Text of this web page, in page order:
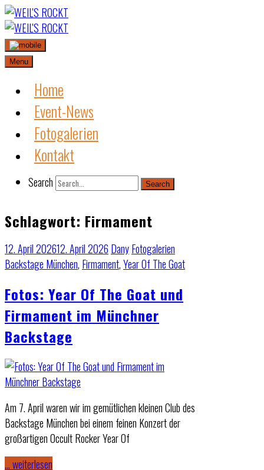
Skip
to
content
Menu
Home
Event-News
Fotogalerien
Kontakt
Search Search
Schlagwort: Firmament
12. April 202612. April 2026 DanyFotogalerien
Backstage München, Firmament,Year Of The Goat
Fotos: Year Of The Goat und
Firmament im Münchner
Backstage
Am 7. April waren wir im gemütlichen kleinen Club des
Backstage München bei einem feinen Konzert der
großartigen Occult Rocker Year Of
… weiterlesen